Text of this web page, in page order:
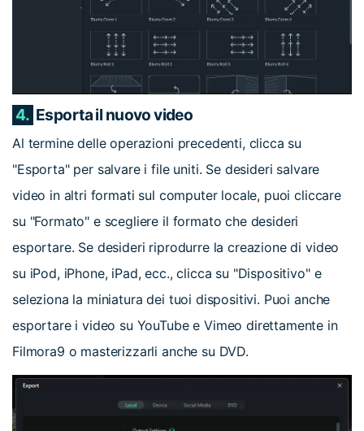
4. Esporta il nuovo video
Al termine delle operazioni precedenti, clicca su
"Esporta" per salvare i file uniti. Se desideri salvare
video in altri formati sul computer locale, puoi cliccare
su "Formato" e scegliere il formato che desideri
esportare. Se desideri riprodurre la creazione di video
su iPod, iPhone, iPad, ecc., clicca su "Dispositivo" e
seleziona la miniatura dei tuoi dispositivi. Puoi anche
esportare i video su YouTube e Vimeo direttamente in
Filmora9 o masterizzarli anche su DVD.